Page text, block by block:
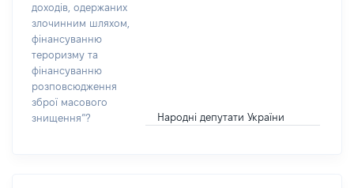
доходів, одержаних
злочинним шляхом,
фінансуванню
тероризму та
фінансуванню
розповсюдження
зброї масового
знищення”?
Народні депутати України